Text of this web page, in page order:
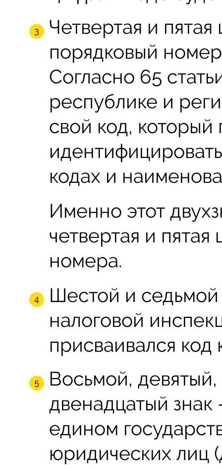
Четвертая и
порядковый
Согласно 65
республике и
свой код, который
кодах и
Именно этот
четвертая и
номера.
Шестой и седьмой
налоговой
присваивался
Восьмой,
двенадцатый знак
едином
юридических лиц